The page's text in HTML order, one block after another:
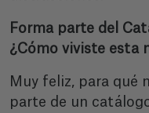
Forma parte del
¿Cómo viviste esta
Muy feliz, para qué
parte de un